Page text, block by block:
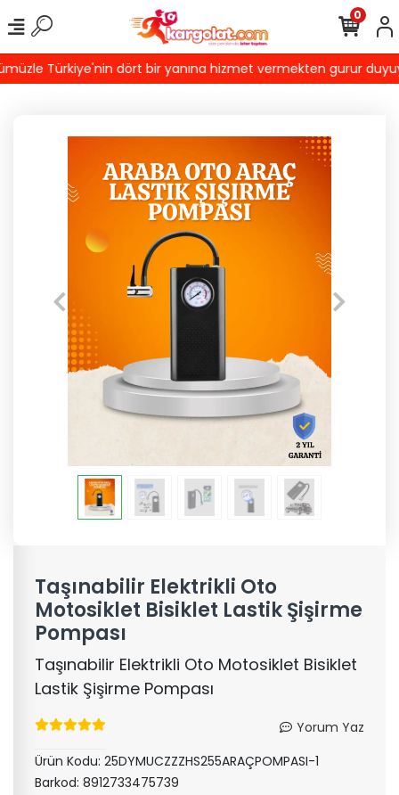
Türkiye'nin dört bir yanına hizmet vermekten gurur
0
Taşınabilir Elektrikli Oto
Motosiklet Bisiklet Lastik Şişirme
Pompası
Taşınabilir Elektrikli Oto Motosiklet Bisiklet
Lastik Şişirme Pompası
Yorum Yaz
Ürün Kodu: 25DYMUCZZZHS255ARAÇPOMPASI-1
Barkod: 8912733475739